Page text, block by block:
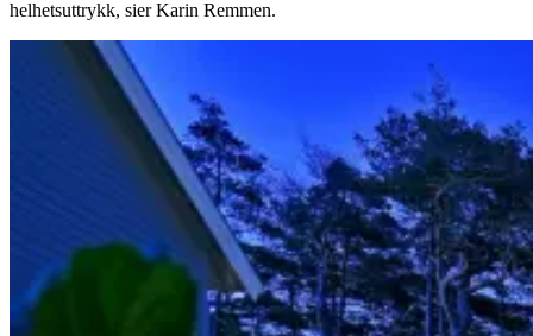
helhetsuttrykk, sier Karin Remmen.